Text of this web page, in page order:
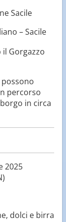
Sacile
– Sacile
Gorgazzo
percorso
in circa
2025
dolci e birra